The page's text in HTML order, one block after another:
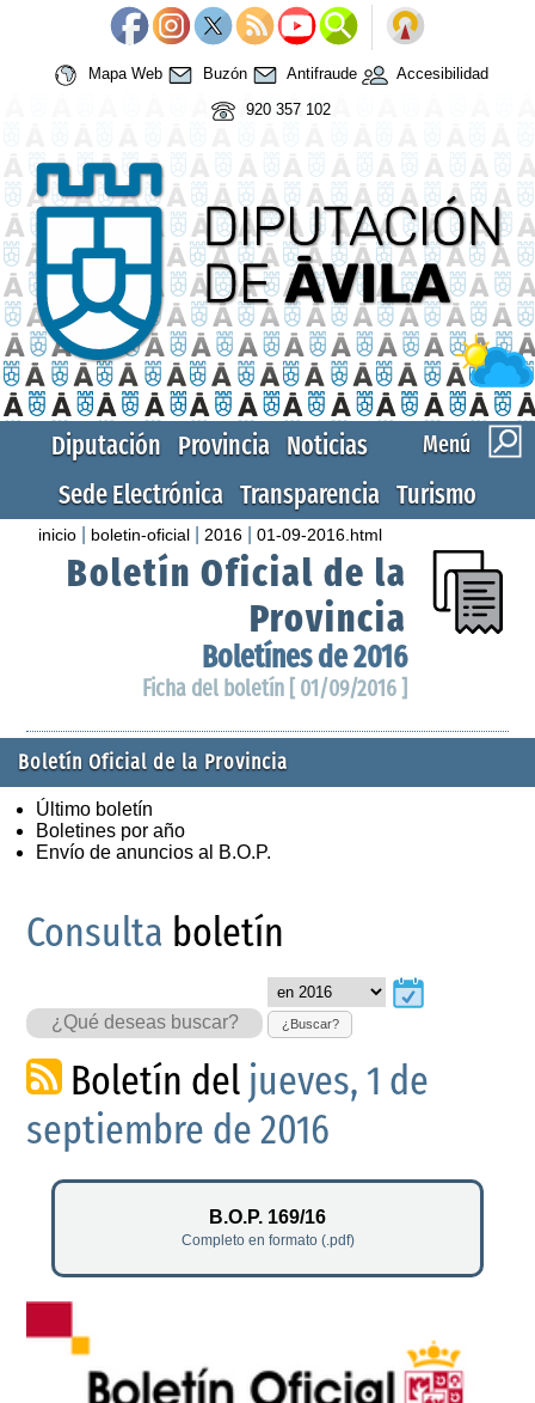
Mapa Web Buzón Antifraude
Accesibilidad
920 357 102
Menú
Diputación Provincia Noticias
Sede Electrónica Transparencia Turismo
inicio boletin-oficial 2016 |01-09-2016.html
Boletín Oficial de la
Provincia
Boletínes de 2016
Ficha del boletín [ 01/09/2016 ]
Boletín Oficial de la Provincia
Último boletín
Boletines por año
Envío de anuncios al B.O.P.
Consulta boletín
¿Buscar?
Boletín del jueves, 1 de
septiembre de 2016
B.O.P. 169/16
Completo en formato (.pdf)